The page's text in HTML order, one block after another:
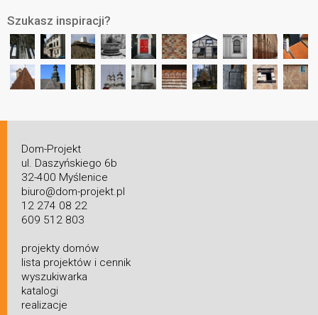
Szukasz inspiracji?
Dom-Projekt
ul. Daszyńskiego 6b
32-400 Myślenice
biuro@dom-projekt.pl
12 274 08 22
609 512 803
projekty domów
lista projektów i cennik
wyszukiwarka
katalogi
realizacje